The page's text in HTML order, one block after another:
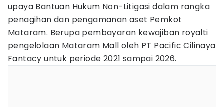
upaya Bantuan Hukum Non-Litigasi dalam rangka
penagihan dan pengamanan aset Pemkot
Mataram. Berupa pembayaran kewajiban royalti
pengelolaan Mataram Mall oleh PT Pacific Cilinaya
Fantacy untuk periode 2021 sampai 2026.